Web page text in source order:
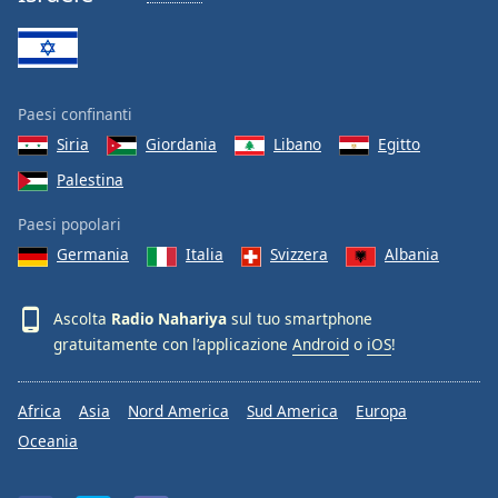
Paesi confinanti
Siria
Giordania Libano
Egitto
Palestina
Paesi popolari
Germania
Italia Svizzera Albania
Ascolta Radio Nahariya sul tuo smartphone
gratuitamente con l’applicazione Android o iOS!
Africa Asia Nord America Sud America
Europa
Oceania